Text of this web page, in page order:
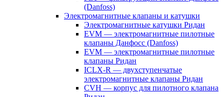
(Danfoss)
Электромагнитные клапаны и катушки
Электромагнитные катушки Ридан
EVM — электромагнитные пилотные
клапаны Данфосс (Danfoss)
EVM — электромагнитные пилотные
клапаны Ридан
ICLX-R — двухступенчатые
электромагнитные клапаны Ридан
CVH — корпус для пилотного клапана